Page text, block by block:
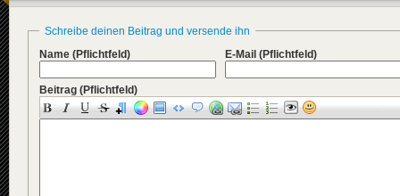
Schreibe deinen Beitrag und versende ihn
Name (Pflichtfeld) E-Mail (Pflichtfeld)
Beitrag (Pflichtfeld)